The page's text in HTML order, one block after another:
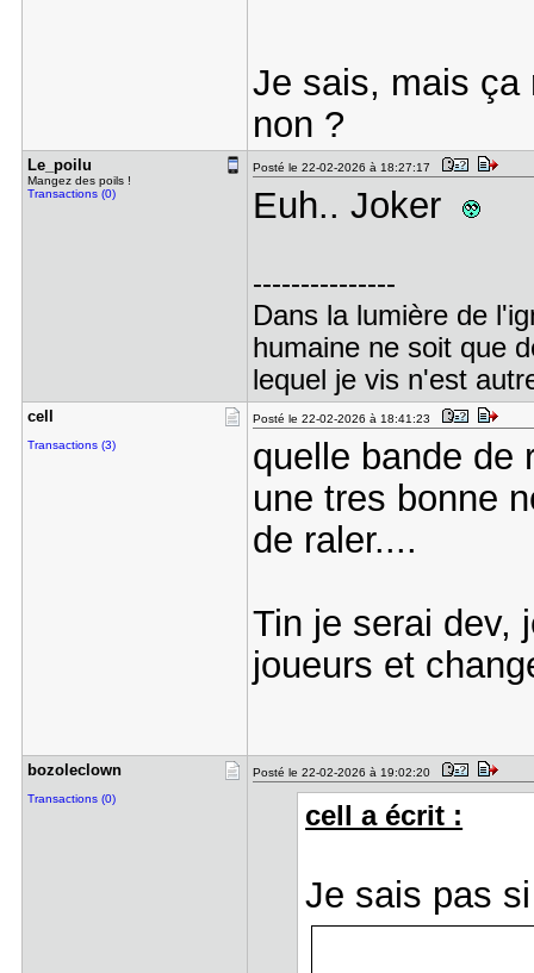
Je sais, mais ça
non ?
Le_poilu
Mangez des poils !
Transactions (0)
Posté le 22-02-2026 à 18:27:17
Euh.. Joker
---------------
Dans la lumière de
humaine ne soit que
lequel je vis n'est
cell
Transactions (3)
Posté le 22-02-2026 à 18:41:23
quelle bande de
une tres bonne
de raler....
Tin je serai dev,
joueurs et
bozoleclow​n
Transactions (0)
Posté le 22-02-2026 à 19:02:20
cell a écrit :
Je sais pas